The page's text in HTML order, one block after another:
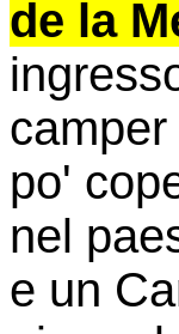
de la
po'
nel
e un